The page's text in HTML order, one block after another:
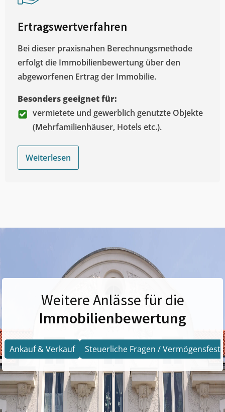
Ertragswertverfahren
Bei dieser praxisnahen Berechnungsmethode
erfolgt die Immobilienbewertung über den
abgeworfenen Ertrag der Immobilie.
Besonders geeignet für:
vermietete und gewerblich genutzte Objekte
(Mehrfamilienhäuser, Hotels etc.).
Weiterlesen
Weitere Anlässe für die
Immobilienbewertung
Ankauf & Verkauf Steuerliche Fragen /